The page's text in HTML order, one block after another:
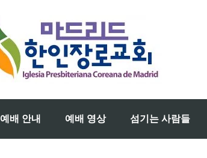
예배 안내 예배 영상 섬기는 사람들